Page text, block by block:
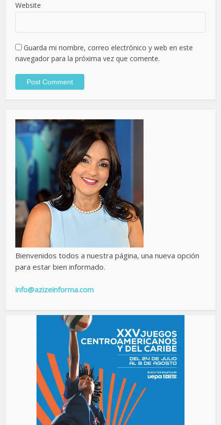
Website
Guarda mi nombre, correo electrónico y web en este
navegador para la próxima vez que comente.
Bienvenidos todos a nuestra página, una nueva opción
para estar bien informado.
info@azizeinforma.com